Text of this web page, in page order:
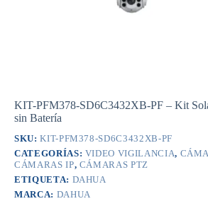
KIT-PFM378-SD6C3432XB-PF – Kit
sin Batería
SKU:KIT-PFM378-SD6C3432XB-PF
CATEGORÍAS: VIDEO VIGILANCIA,
CÁMARAS IP, CÁMARAS PTZ
ETIQUETA: DAHUA
MARCA: DAHUA